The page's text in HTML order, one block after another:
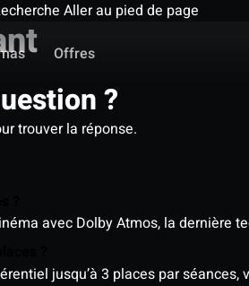
Aller au pied de page
Offres
?
trouver la réponse.
avec Dolby Atmos, la
jusqu’à 3 places par